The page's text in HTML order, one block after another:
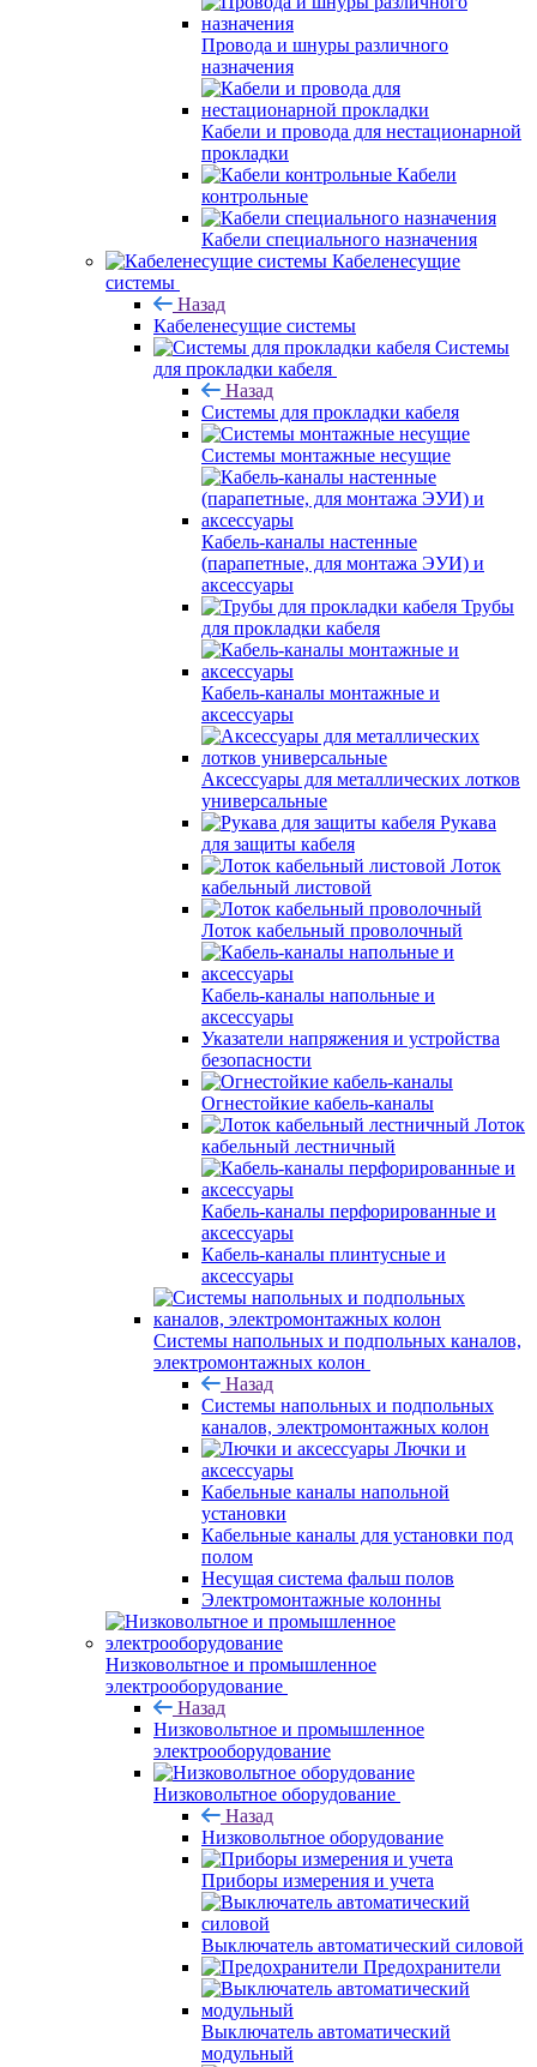
Провода и шнуры различного
назначения
Кабели и провода для нестационарной
прокладки
Кабели
контрольные
Кабели специального назначения
Кабеленесущие
системы
Назад
Кабеленесущие системы
Системы
для прокладки кабеля
Назад
Системы для прокладки кабеля
Системы монтажные несущие
Кабель-каналы настенные
(парапетные, для монтажа ЭУИ) и
аксессуары
Трубы
для прокладки кабеля
Кабель-каналы монтажные и
аксессуары
Аксессуары для металлических лотков
универсальные
Рукава
для защиты кабеля
Лоток
кабельный листовой
Лоток кабельный проволочный
Кабель-каналы напольные и
аксессуары
Указатели напряжения и устройства
безопасности
Огнестойкие кабель-каналы
Лоток
кабельный лестничный
Кабель-каналы перфорированные и
аксессуары
Кабель-каналы плинтусные и
аксессуары
Системы напольных и подпольных каналов,
электромонтажных колон
Назад
Системы напольных и подпольных
каналов, электромонтажных колон
Лючки и
аксессуары
Кабельные каналы напольной
установки
Кабельные каналы для установки под
полом
Несущая система фальш полов
Электромонтажные колонны
Низковольтное и промышленное
электрооборудование
Назад
Низковольтное и промышленное
электрооборудование
Низковольтное оборудование
Назад
Низковольтное оборудование
Приборы измерения и учета
Выключатель автоматический силовой
Предохранители
Выключатель автоматический
модульный